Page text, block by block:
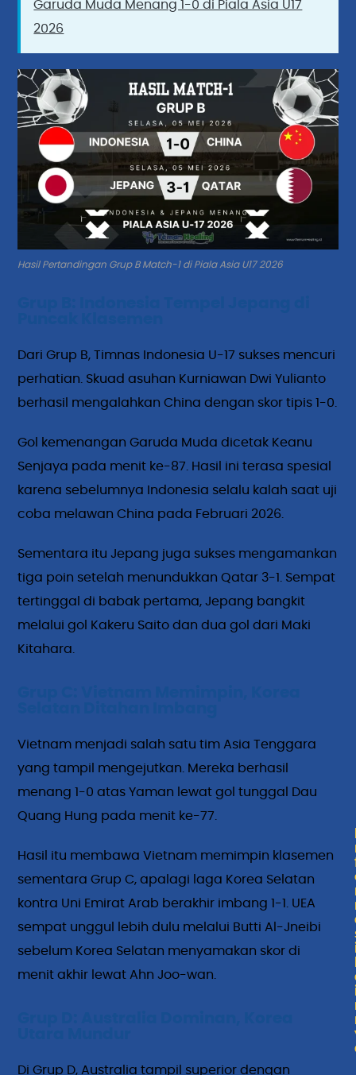
Garuda Muda Menang 1-0 di Piala Asia U17
2026
Hasil Pertandingan Grup B Match-1 di Piala Asia U17 2026
Dari Grup B, Timnas Indonesia U-17 sukses mencuri
perhatian. Skuad asuhan Kurniawan Dwi Yulianto
berhasil mengalahkan China dengan skor tipis 1-0.
Gol kemenangan Garuda Muda dicetak Keanu
Senjaya pada menit ke-87. Hasil ini terasa spesial
karena sebelumnya Indonesia selalu kalah saat uji
coba melawan China pada Februari 2026.
Sementara itu Jepang juga sukses mengamankan
tiga poin setelah menundukkan Qatar 3-1. Sempat
tertinggal di babak pertama, Jepang bangkit
melalui gol Kakeru Saito dan dua gol dari Maki
Kitahara.
Vietnam menjadi salah satu tim Asia Tenggara
yang tampil mengejutkan. Mereka berhasil
menang 1-0 atas Yaman lewat gol tunggal Dau
Quang Hung pada menit ke-77.
Hasil itu membawa Vietnam memimpin klasemen
sementara Grup C, apalagi laga Korea Selatan
kontra Uni Emirat Arab berakhir imbang 1-1. UEA
sempat unggul lebih dulu melalui Butti Al-Jneibi
sebelum Korea Selatan menyamakan skor di
menit akhir lewat Ahn Joo-wan.
Di Grup D, Australia tampil superior dengan